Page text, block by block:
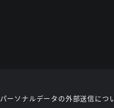
パーソナルデータの外部送信につ